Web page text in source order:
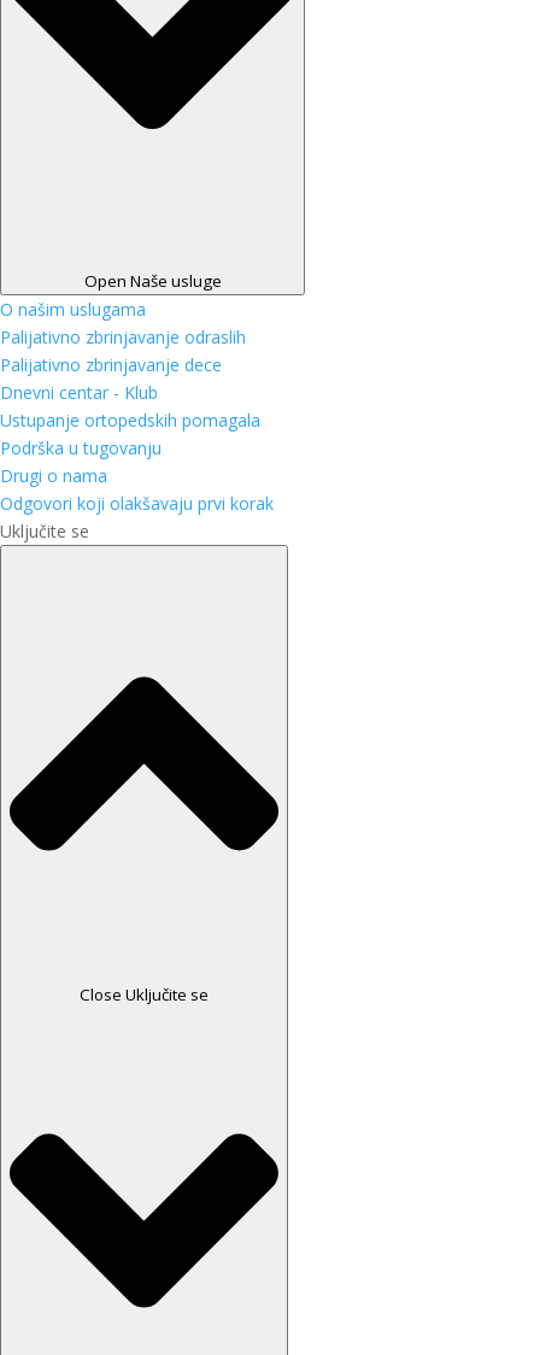
Open Naše usluge
O našim uslugama
Palijativno zbrinjavanje odraslih
Palijativno zbrinjavanje dece
Dnevni centar - Klub
Ustupanje ortopedskih pomagala
Podrška u tugovanju
Drugi o nama
Odgovori koji olakšavaju prvi korak
Uključite se
Close Uključite se